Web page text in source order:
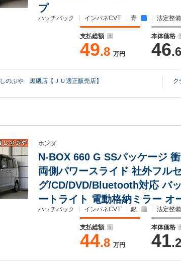
プ
ハッチバック インパネCVT 青 法定整
支払総額
49.8 万円
本体価格
46.6
しのぶや 黒磯店【ＪＵ適正販売店】 ク
ホンダ
N-BOX 660 G SSパッケージ
両側パワースライド 社外フルセ
グ/CD/DVD/Bluetooth対応 バ
ートライト 電動格納ミラー オ
ハッチバック インパネCVT 銀 法定整
支払総額
44.8 万円
本体価格
41.2